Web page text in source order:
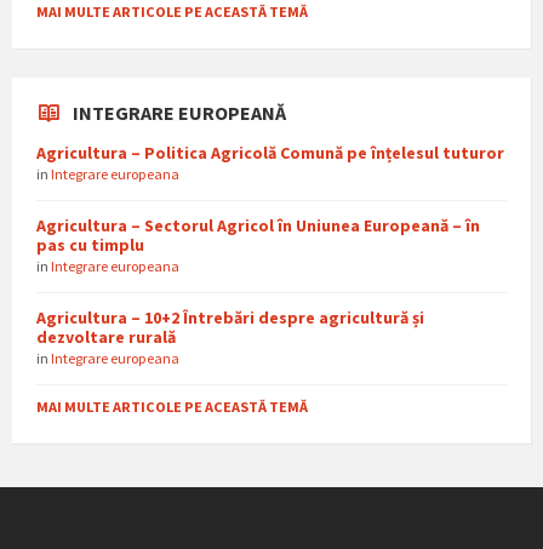
MAI MULTE ARTICOLE PE ACEASTĂ TEMĂ
INTEGRARE EUROPEANĂ
Agricultura – Politica Agricolă Comună pe înțelesul tuturor
in Integrare europeana
Agricultura – Sectorul Agricol în Uniunea Europeană – în
pas cu timplu
in Integrare europeana
Agricultura – 10+2 Întrebări despre agricultură și
dezvoltare rurală
in Integrare europeana
MAI MULTE ARTICOLE PE ACEASTĂ TEMĂ